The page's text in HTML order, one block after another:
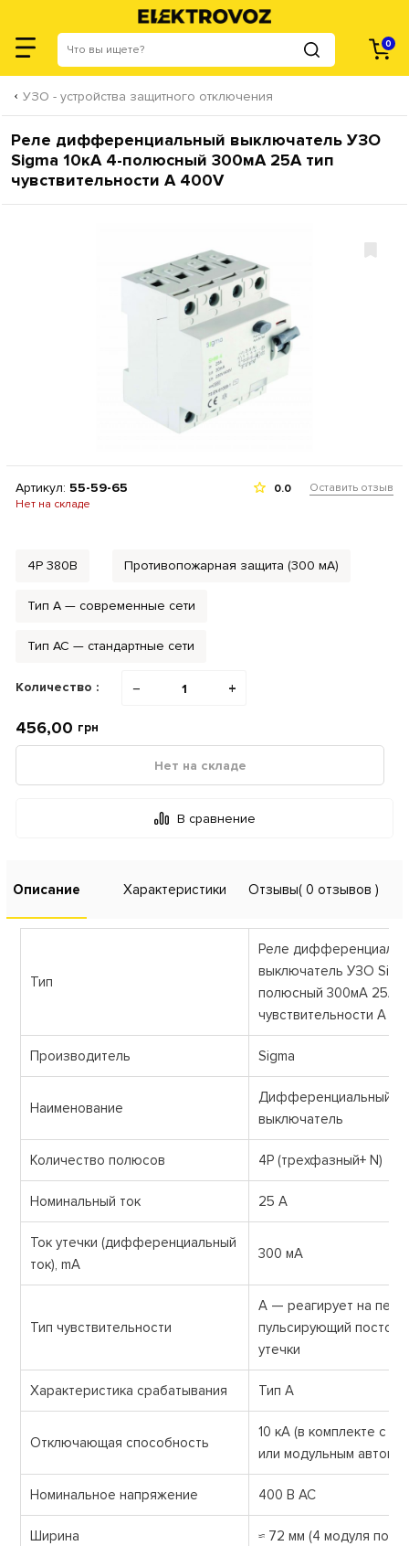
0
УЗО - устройства защитного отключения
Реле дифференциальный выключатель УЗО
Sigma 10кА 4-полюсный 300мА 25А тип
чувствительности А 400V
Артикул: 55-59-65
Нет на складе
0.0 Оставить отзыв
4P 380В Противопожарная защита (300 мА)
Тип A — современные сети
Тип AC — стандартные сети
Количество : − +
456,00 грн
Нет на складе
В сравнение
Описание Характеристики Отзывы( 0 отзывов )
Тип
Реле
выключатель УЗО
полюсный 300мА 25А
чувствительности А
Производитель Sigma
Наименование
Дифференциальный
выключатель
Количество полюсов 4P (трехфазный+ N)
Номинальный ток 25 А
Ток утечки (дифференциальный
ток), mA
300 мА
Тип чувствительности
А — реагирует на
пульсирующий
утечки
Характеристика срабатывания Тип А
Отключающая способность
10 кА (в комплекте с
или модульным
Номинальное напряжение 400 В AC
Ширина ≈ 72 мм (4 модуля по 18